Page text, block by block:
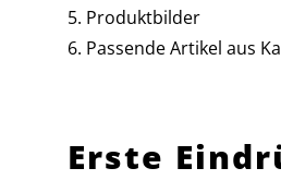
Produktbilder
Passende Artikel aus
Erste